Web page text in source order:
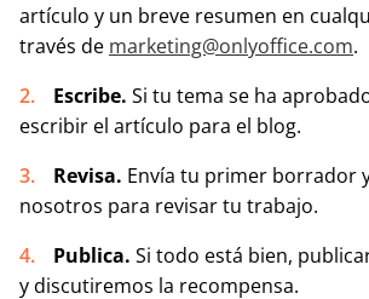
artículo y un breve resumen en
través de marketing@onlyoffice.com.
Escribe. Si tu tema se ha
escribir el artículo para el blog.
Revisa. Envía tu primer borrador
nosotros para revisar tu trabajo.
Publica. Si todo está bien,
y discutiremos la recompensa.